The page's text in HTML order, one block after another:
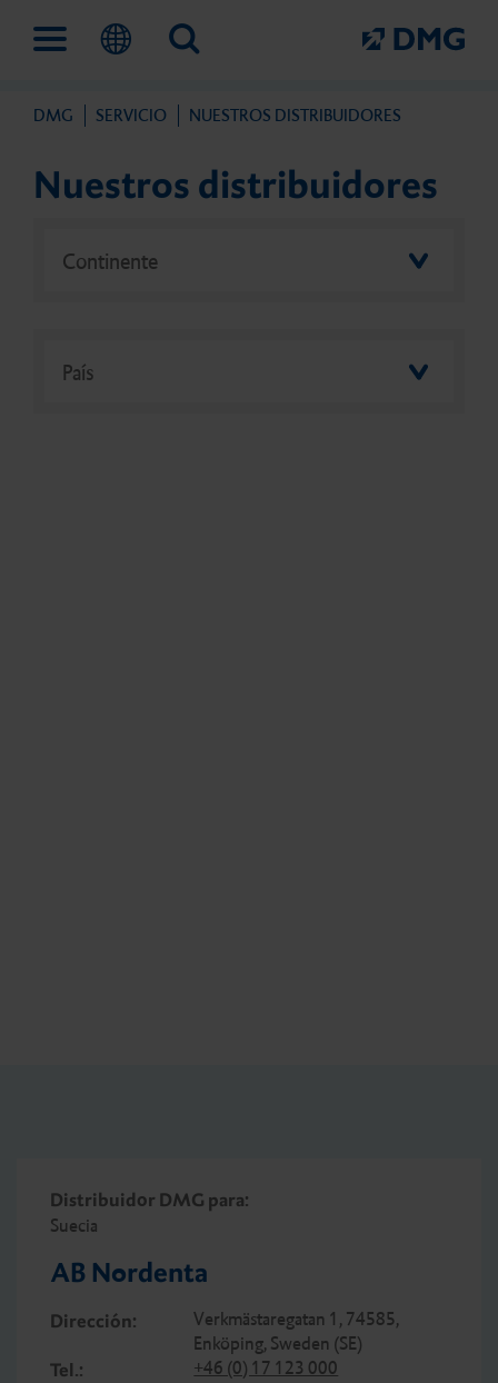
DMG SERVICIO NUESTROS DISTRIBUIDORES
Nuestros distribuidores
Continente
País
Distribuidor DMG para:
Suecia
AB Nordenta
Dirección:
Verkmästaregatan 1, 74585,
Enköping, Sweden (SE)
Tel.:
+46 (0) 17 123 000